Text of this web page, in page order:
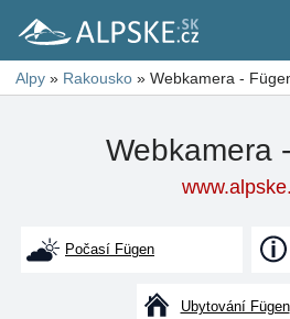
Alpy » Rakousko » Webkamera -
Webkamera
Počasí Fügen
Ubytování Fügen